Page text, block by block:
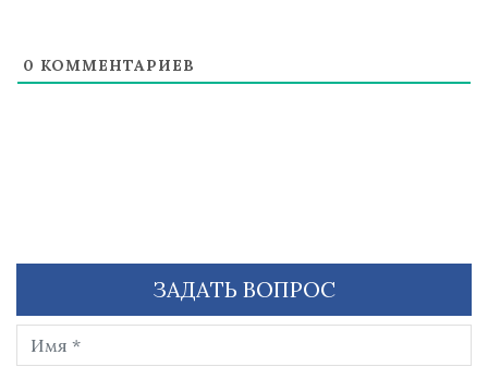
0 КОММЕНТАРИЕВ
ЗАДАТЬ ВОПРОС